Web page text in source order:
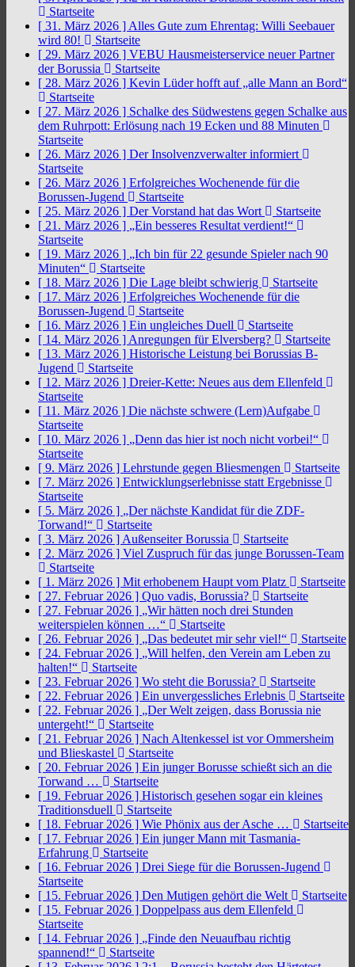
Startseite
[ 31. März 2026 ] Alles Gute zum Ehrentag: Willi Seebauer
wird 80!
Startseite
[ 29. März 2026 ] VEBU Hausmeisterservice neuer Partner
der Borussia
Startseite
[ 28. März 2026 ] Kevin Lüder hofft auf „alle Mann an Bord“
Startseite
[ 27. März 2026 ] Schalke des Südwestens gegen Schalke aus
dem Ruhrpott: Erlösung nach 19 Ecken und 88 Minuten
Startseite
[ 26. März 2026 ] Der Insolvenzverwalter informiert
Startseite
[ 26. März 2026 ] Erfolgreiches Wochenende für die
Borussen-Jugend
Startseite
[ 25. März 2026 ] Der Vorstand hat das Wort
Startseite
[ 21. März 2026 ] „Ein besseres Resultat verdient!“
Startseite
[ 19. März 2026 ] „Ich bin für 22 gesunde Spieler nach 90
Minuten“
Startseite
[ 18. März 2026 ] Die Lage bleibt schwierig
Startseite
[ 17. März 2026 ] Erfolgreiches Wochenende für die
Borussen-Jugend
Startseite
[ 16. März 2026 ] Ein ungleiches Duell
Startseite
[ 14. März 2026 ] Anregungen für Elversberg?
Startseite
[ 13. März 2026 ] Historische Leistung bei Borussias B-
Jugend
Startseite
[ 12. März 2026 ] Dreier-Kette: Neues aus dem Ellenfeld
Startseite
[ 11. März 2026 ] Die nächste schwere (Lern)Aufgabe
Startseite
[ 10. März 2026 ] „Denn das hier ist noch nicht vorbei!“
Startseite
[ 9. März 2026 ] Lehrstunde gegen Bliesmengen
Startseite
[ 7. März 2026 ] Entwicklungserlebnisse statt Ergebnisse
Startseite
[ 5. März 2026 ] „Der nächste Kandidat für die ZDF-
Torwand!“
Startseite
[ 3. März 2026 ] Außenseiter Borussia
Startseite
[ 2. März 2026 ] Viel Zuspruch für das junge Borussen-Team
Startseite
[ 1. März 2026 ] Mit erhobenem Haupt vom Platz
Startseite
[ 27. Februar 2026 ] Quo vadis, Borussia?
Startseite
[ 27. Februar 2026 ] „Wir hätten noch drei Stunden
weiterspielen können …“
Startseite
[ 26. Februar 2026 ] „Das bedeutet mir sehr viel!“
Startseite
[ 24. Februar 2026 ] „Will helfen, den Verein am Leben zu
halten!“
Startseite
[ 23. Februar 2026 ] Wo steht die Borussia?
Startseite
[ 22. Februar 2026 ] Ein unvergessliches Erlebnis
Startseite
[ 22. Februar 2026 ] „Der Welt zeigen, dass Borussia nie
untergeht!“
Startseite
[ 21. Februar 2026 ] Nach Altenkessel ist vor Ommersheim
und Blieskastel
Startseite
[ 20. Februar 2026 ] Ein junger Borusse schießt sich an die
Torwand …
Startseite
[ 19. Februar 2026 ] Historisch gesehen sogar ein kleines
Traditionsduell
Startseite
[ 18. Februar 2026 ] Wie Phönix aus der Asche …
Startseite
[ 17. Februar 2026 ] Ein junger Mann mit Tasmania-
Erfahrung
Startseite
[ 16. Februar 2026 ] Drei Siege für die Borussen-Jugend
Startseite
[ 15. Februar 2026 ] Den Mutigen gehört die Welt
Startseite
[ 15. Februar 2026 ] Doppelpass aus dem Ellenfeld
Startseite
[ 14. Februar 2026 ] „Finde den Neuaufbau richtig
spannend!“
Startseite